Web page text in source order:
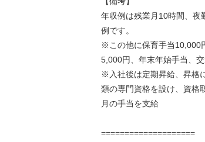
年収例は残業月10時間、夜
例です。
※この他に保育手当10,000
5,000円、年末年始手当、
※入社後は定期昇給、昇格
類の専門資格を設け、資格
月の手当を支給
====================